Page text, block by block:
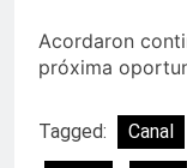
Acordaron
próxima
Tagged: Canal